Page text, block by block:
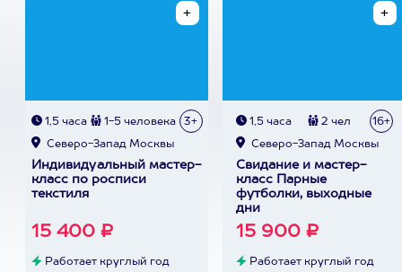
1,5 часа 1-5 человека 3+
Северо-Запад Москвы
Индивидуальный мастер-
класс по росписи
текстиля
15 400 ₽
Работает круглый год
1,5 часа 2 чел 16+
Северо-Запад Москвы
Свидание и мастер-
класс Парные
футболки, выходные
дни
15 900 ₽
Работает круглый год